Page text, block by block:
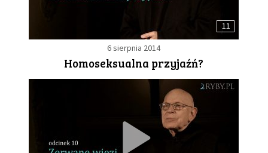
11
6 sierpnia 2014
Homoseksualna przyjaźń?